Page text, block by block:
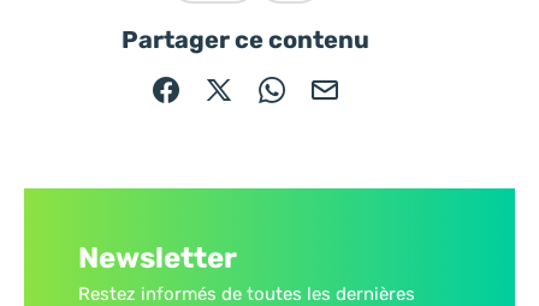
Partager ce contenu
Partager sur Facebook (nouvelle fenêtre)
Partager sur X / Twitter (nouvelle
Partager sur WhatsApp
Partager par mail
Newsletter
Restez informés de toutes les dernières